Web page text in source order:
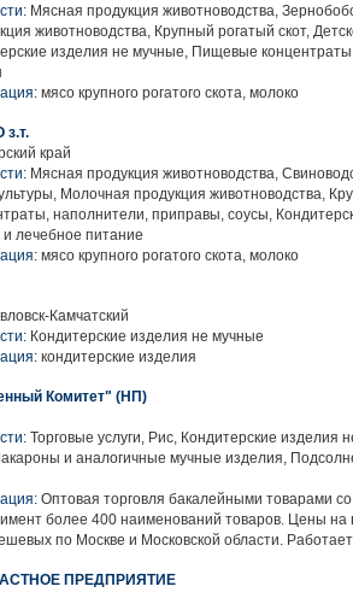
Мясная продукция животноводства,
животноводства, Крупный рогатый скот,
изделия не мучные, Пищевые
мясо крупного рогатого скота, молоко
край
Мясная продукция животноводства,
Молочная продукция животноводства,
наполнители, приправы, соусы,
лечебное питание
мясо крупного рогатого скота, молоко
Камчатский
Кондитерские изделия не мучные
кондитерские изделия
Комитет" (НП)
Торговые услуги, Рис, Кондитерские изделия
и аналогичные мучные изделия,
Оптовая торговля бакалейными товарами со
более 400 наименований товаров. Цены на
по Москве и Московской области.
ПРЕДПРИЯТИЕ